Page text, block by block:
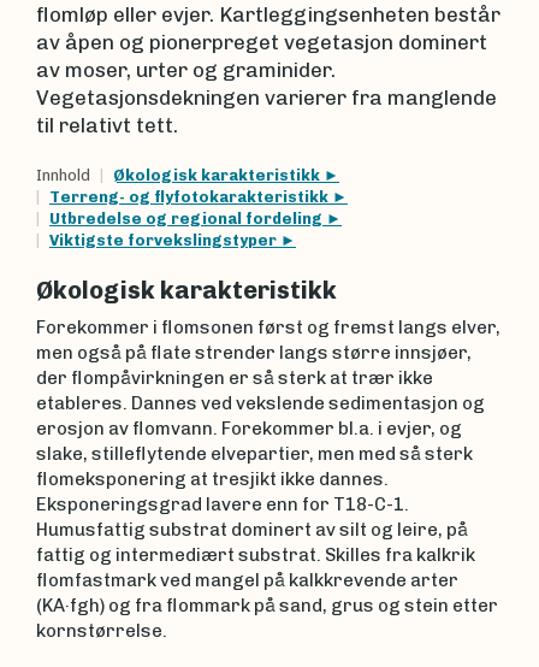
flomløp eller evjer. Kartleggingsenheten består
av åpen og pionerpreget vegetasjon dominert
av moser, urter og graminider.
Vegetasjonsdekningen varierer fra manglende
til relativt tett.
Innhold
Økologisk karakteristikk
Terreng- og flyfotokarakteristikk
Utbredelse og regional fordeling
Viktigste forvekslingstyper
Økologisk karakteristikk
Forekommer i flomsonen først og fremst langs elver,
men også på flate strender langs større innsjøer,
der flompåvirkningen er så sterk at trær ikke
etableres. Dannes ved vekslende sedimentasjon og
erosjon av flomvann. Forekommer bl.a. i evjer, og
slake, stilleflytende elvepartier, men med så sterk
flomeksponering at tresjikt ikke dannes.
Eksponeringsgrad lavere enn for T18-C-1.
Humusfattig substrat dominert av silt og leire, på
fattig og intermediært substrat. Skilles fra kalkrik
flomfastmark ved mangel på kalkkrevende arter
(KA·fgh) og fra flommark på sand, grus og stein etter
kornstørrelse.